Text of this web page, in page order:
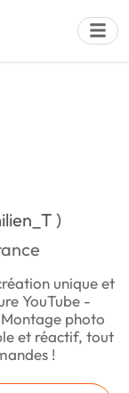
)
unique et
YouTube -
photo
et réactif, tout
!